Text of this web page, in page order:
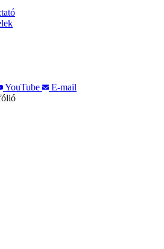
YouTube
E-mail